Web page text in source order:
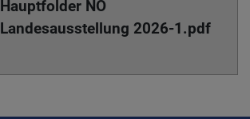
Hauptfolder NÖ
Landesausstellung 2026-1.pdf